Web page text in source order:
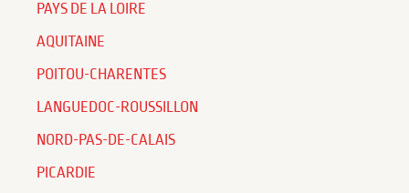
PAYS DE LA LOIRE
AQUITAINE
POITOU-CHARENTES
LANGUEDOC-ROUSSILLON
NORD-PAS-DE-CALAIS
PICARDIE